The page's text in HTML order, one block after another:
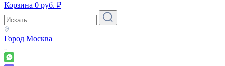
Корзина 0 руб. ₽
Город Москва